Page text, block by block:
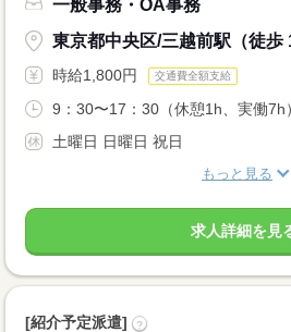
一般事務・OA事務
東京都中央区/三越前駅（徒歩
時給1,800円 交通費全額支給
9：30〜17：30（休憩1h、実働7h
土曜日 日曜日 祝日
もっと見る
求人詳細を見
[紹介予定派遣] ?